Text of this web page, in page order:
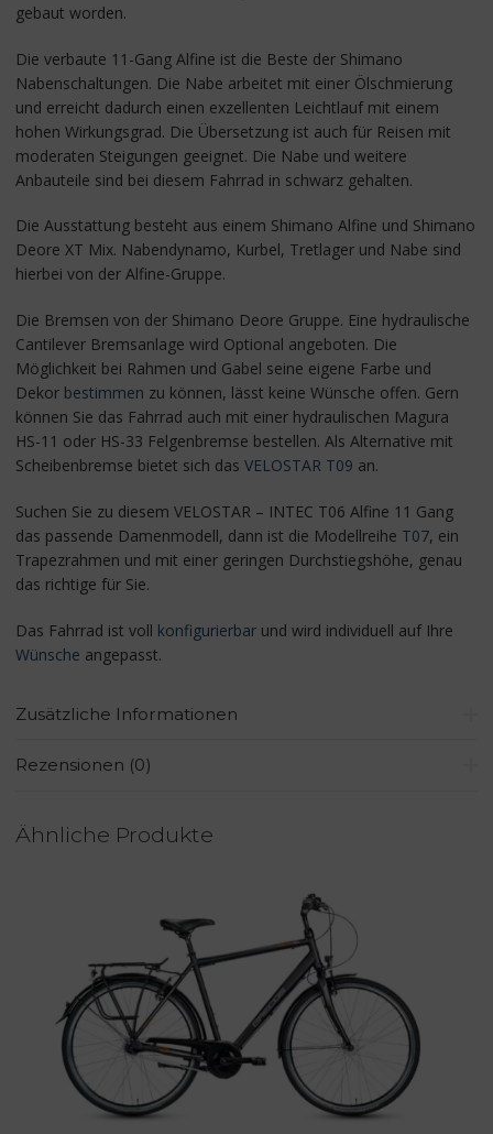
gebaut worden.
Die verbaute 11-Gang Alfine ist die Beste der Shimano
Nabenschaltungen. Die Nabe arbeitet mit einer Ölschmierung
und erreicht dadurch einen exzellenten Leichtlauf mit einem
hohen Wirkungsgrad. Die Übersetzung ist auch für Reisen mit
moderaten Steigungen geeignet. Die Nabe und weitere
Anbauteile sind bei diesem Fahrrad in schwarz gehalten.
Die Ausstattung besteht aus einem Shimano Alfine und Shimano
Deore XT Mix. Nabendynamo, Kurbel, Tretlager und Nabe sind
hierbei von der Alfine-Gruppe.
Die Bremsen von der Shimano Deore Gruppe. Eine hydraulische
Cantilever Bremsanlage wird Optional angeboten. Die
Möglichkeit bei Rahmen und Gabel seine eigene Farbe und
Dekor bestimmen zu können, lässt keine Wünsche offen. Gern
können Sie das Fahrrad auch mit einer hydraulischen Magura
HS-11 oder HS-33 Felgenbremse bestellen. Als Alternative mit
Scheibenbremse bietet sich das VELOSTAR T09 an.
Suchen Sie zu diesem VELOSTAR – INTEC T06 Alfine 11 Gang
das passende Damenmodell, dann ist die Modellreihe T07, ein
Trapezrahmen und mit einer geringen Durchstiegshöhe, genau
das richtige für Sie.
Das Fahrrad ist voll konfigurierbar und wird individuell auf Ihre
Wünsche angepasst.
Zusätzliche Informationen
Rezensionen (0)
Ähnliche Produkte